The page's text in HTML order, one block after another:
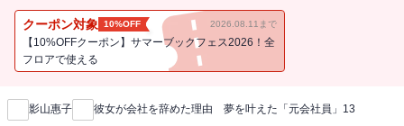
大胆な転身を遂げ、夢を叶えた女性たち。
不安だらけの今こそ、たくさん悩みながら人生を切り開いてきた彼
さぁ、あなたも一歩を踏み出そう！
クーポン対象 10%OFF 2026.08.11まで
【10%OFFクーポン】サマーブックフェス2026！全
フロアで使える
新刊通知
影山惠子 彼女が会社を辞めた理由 夢を叶えた「元会社員」13